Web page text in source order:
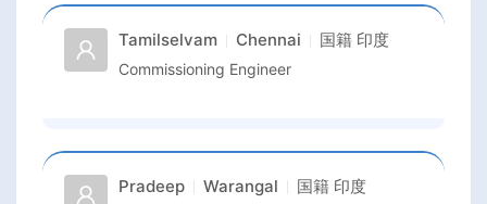
Tamilselvam Chennai 国籍 印度
Commissioning Engineer
Pradeep Warangal 国籍 印度